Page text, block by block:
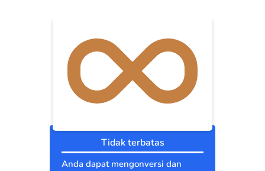
Tidak terbatas
Anda dapat mengonversi dan